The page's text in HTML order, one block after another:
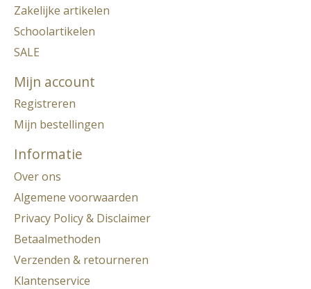
Zakelijke artikelen
Schoolartikelen
SALE
Mijn account
Registreren
Mijn bestellingen
Informatie
Over ons
Algemene voorwaarden
Privacy Policy & Disclaimer
Betaalmethoden
Verzenden & retourneren
Klantenservice